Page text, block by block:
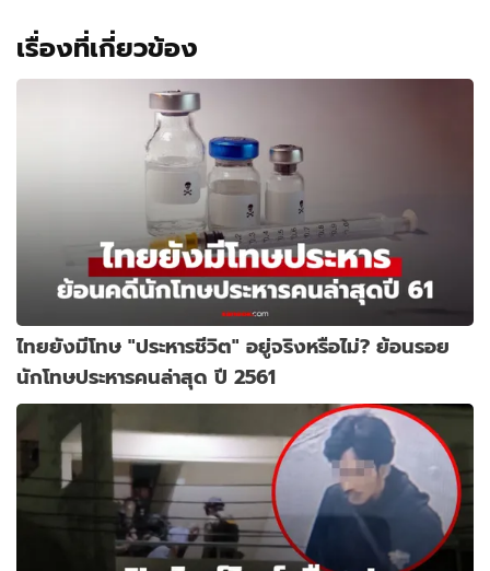
เรื่องที่เกี่ยวข้อง
ไทยยังมีโทษ "ประหารชีวิต" อยู่จริงหรือไม่? ย้อนรอย
นักโทษประหารคนล่าสุด ปี 2561